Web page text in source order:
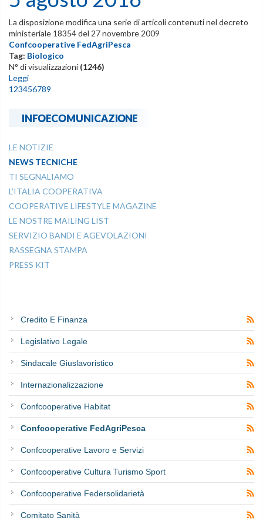
La disposizione modifica una serie di articoli contenuti nel decreto
ministeriale 18354 del 27 novembre 2009
Confcooperative FedAgriPesca
Tag: Biologico
N° di visualizzazioni (1246)
Leggi
1 23456789
INFOECOMUNICAZIONE
LE NOTIZIE
NEWS TECNICHE
TI SEGNALIAMO
L'ITALIA COOPERATIVA
COOPERATIVE LIFESTYLE MAGAZINE
LE NOSTRE MAILING LIST
SERVIZIO BANDI E AGEVOLAZIONI
RASSEGNA STAMPA
PRESS KIT
Credito E Finanza
Legislativo Legale
Sindacale Giuslavoristico
Internazionalizzazione
Confcooperative Habitat
Confcooperative FedAgriPesca
Confcooperative Lavoro e Servizi
Confcooperative Cultura Turismo Sport
Confcooperative Federsolidarietà
Comitato Sanità